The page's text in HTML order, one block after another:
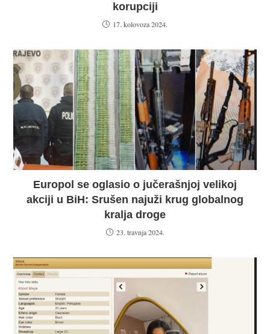
korupciji
17. kolovoza 2024.
Europol se oglasio o jučerašnjoj velikoj
akciji u BiH: Srušen najuži krug globalnog
kralja droge
23. travnja 2024.